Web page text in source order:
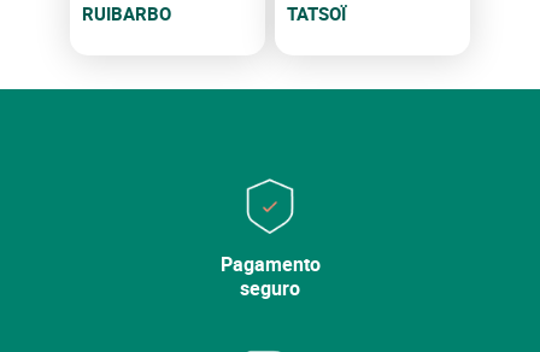
RUIBARBO TATSOÏ
Pagamento
seguro